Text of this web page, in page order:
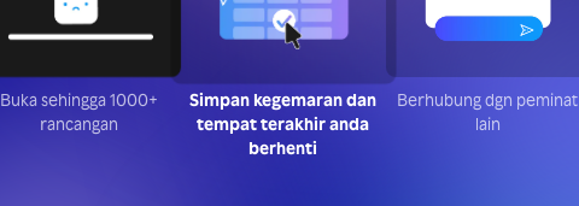
Buka sehingga 1000+
rancangan
Simpan kegemaran dan
tempat terakhir anda
berhenti
Berhubung dgn peminat
lain